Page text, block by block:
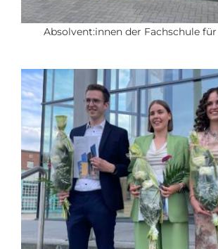
Absolvent:innen der Fachschule